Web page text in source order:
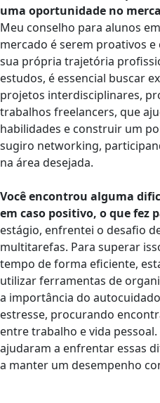
uma oportunidade no
Meu conselho para alunos
mercado é serem proativos
sua própria trajetória
estudos, é essencial buscar
projetos interdisciplinares,
trabalhos freelancers, que
habilidades e construir um
sugiro networking,
na área desejada.
Você encontrou alguma
em caso positivo, o que fez
estágio, enfrentei o desafio
multitarefas. Para superar
tempo de forma eficiente,
utilizar ferramentas de
a importância do
estresse, procurando
entre trabalho e vida
ajudaram a enfrentar essas
a manter um desempenho